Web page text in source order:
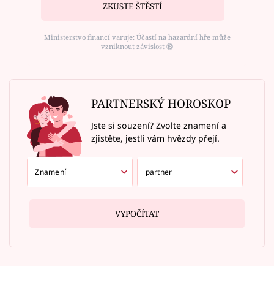
ZKUSTE ŠTĚSTÍ
Ministerstvo financí varuje: Účastí na hazardní hře může
vzniknout závislost ⑱
PARTNERSKÝ HOROSKOP
Jste si souzení? Zvolte znamení a
zjistěte, jestli vám hvězdy přejí.
VYPOČÍTAT